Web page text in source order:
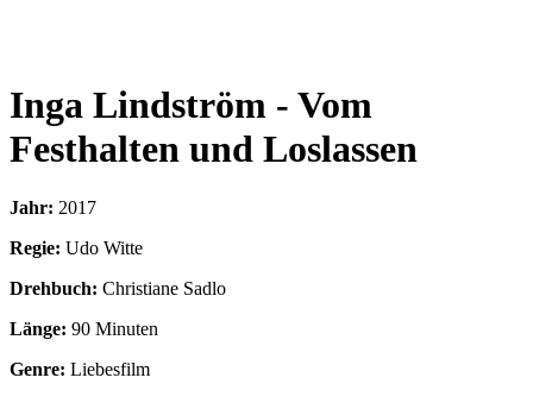
Inga Lindström - Vom
Festhalten und Loslassen
Jahr: 2017
Regie: Udo Witte
Drehbuch: Christiane Sadlo
Länge: 90 Minuten
Genre: Liebesfilm